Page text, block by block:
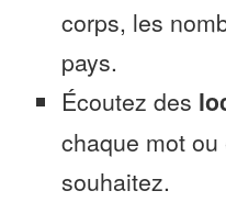
corps, les
pays.
Écoutez des
chaque mot
souhaitez.